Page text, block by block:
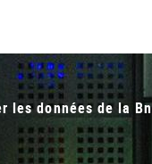
les données de la